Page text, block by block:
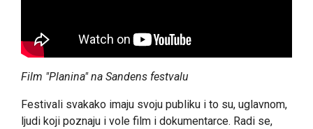
Film "Planina" na Sandens festvalu
Festivali svakako imaju svoju publiku i to su, uglavnom,
ljudi koji poznaju i vole film i dokumentarce. Radi se,